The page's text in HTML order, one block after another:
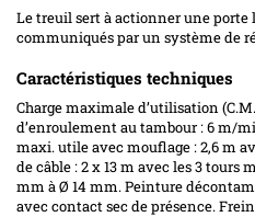
Le treuil sert à actionner une porte
communiqués par un système de
Caractéristiques techniques
Charge maximale d’utilisation
d’enroulement au tambour : 6 m/
maxi. utile avec mouflage : 2,6 m
de câble : 2 x 13 m avec les 3 tours
mm à Ø 14 mm. Peinture
avec contact sec de présence.